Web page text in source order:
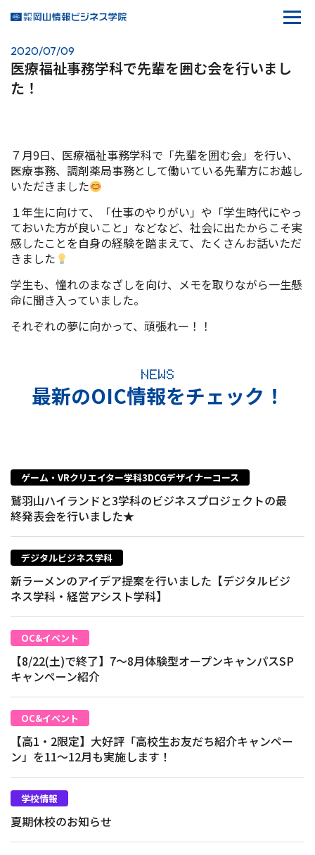
2020/07/09
医療福祉事務学科で先輩を囲む会を行いまし
た！
７月9日、医療福祉事務学科で「先輩を囲む会」を行い、
医療事務、調剤薬局事務として働いている先輩方にお越し
いただきました
１年生に向けて、「仕事のやりがい」や「学生時代にやっ
ておいた方が良いこと」などなど、社会に出たからこそ実
感したことを自身の経験を踏まえて、たくさんお話いただ
きました
学生も、憧れのまなざしを向け、メモを取りながら一生懸
命に聞き入っていました。
それぞれの夢に向かって、頑張れー！！
NEWS
最新のOIC情報をチェック！
ゲーム・VRクリエイター学科3DCGデザイナーコース
鷲羽山ハイランドと3学科のビジネスプロジェクトの最
終発表会を行いました★
デジタルビジネス学科
新ラーメンのアイデア提案を行いました【デジタルビジ
ネス学科・経営アシスト学科】
OC&イベント
【8/22(土)で終了】7～8月体験型オープンキャンパスSP
キャンペーン紹介
OC&イベント
【高1・2限定】大好評「高校生お友だち紹介キャンペー
ン」を11～12月も実施します！
学校情報
夏期休校のお知らせ